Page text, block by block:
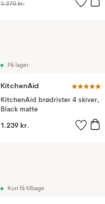
3.270 kr.
På lager
KitchenAid
KitchenAid brødrister 4 skiver,
Black matte
1.239 kr.
Kun få tilbage